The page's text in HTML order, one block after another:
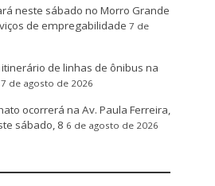
neste sábado no Morro Grande
de empregabilidade 7 de
itinerário de linhas de ônibus na
7 de agosto de 2026
ocorrerá na Av. Paula Ferreira,
sábado, 8 6 de agosto de 2026